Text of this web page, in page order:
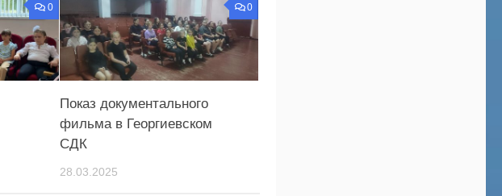
0 0
Показ документального
фильма в Георгиевском
СДК
28.03.2025